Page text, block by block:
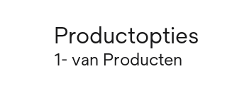
Productopties
1- van Producten